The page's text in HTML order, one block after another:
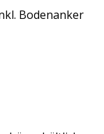
Bodenanker